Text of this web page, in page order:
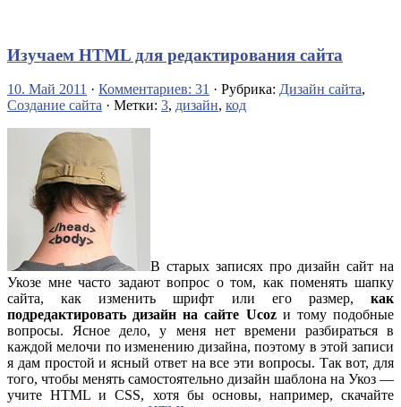
Изучаем HTML для редактирования сайта
10. Май 2011 · Комментариев: 31 · Рубрика: Дизайн сайта,
Создание сайта · Метки: 3, дизайн, код
В старых записях про дизайн сайт на
Укозе мне часто задают вопрос о том, как поменять шапку
сайта, как изменить шрифт или его размер, как
подредактировать дизайн на сайте Ucozи тому подобные
вопросы. Ясное дело, у меня нет времени разбираться в
каждой мелочи по изменению дизайна, поэтому в этой записи
я дам простой и ясный ответ на все эти вопросы. Так вот, для
того, чтобы менять самостоятельно дизайн шаблона на Укоз —
учите HTML и CSS, хотя бы основы, например, скачайте